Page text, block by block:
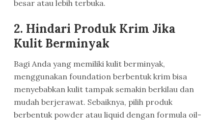
besar atau lebih terbuka.
2. Hindari Produk Krim Jika
Kulit Berminyak
Bagi Anda yang memiliki kulit berminyak,
menggunakan foundation berbentuk krim bisa
menyebabkan kulit tampak semakin berkilau dan
mudah berjerawat. Sebaiknya, pilih produk
berbentuk powder atau liquid dengan formula oil-